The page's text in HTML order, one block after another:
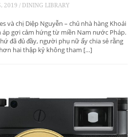
2019 / DINING LIBRARY
và chị Diệp Nguyễn – chủ nhà hàng Khoái
gợi cảm hứng từ miền Nam nước Pháp.
đã đủ đầy, người phụ nữ ấy chia sẻ rằng
hai thập kỷ không tham […]